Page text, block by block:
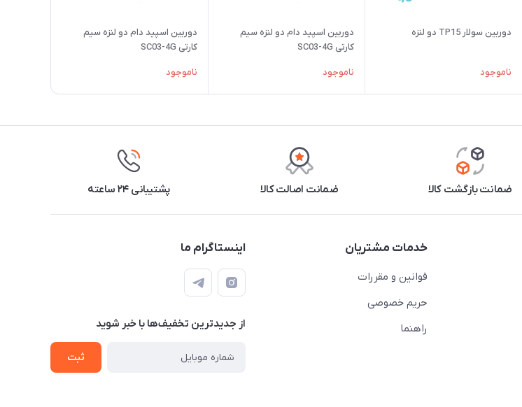
دوربین سولار TP15 دو لنزه
ناموجود
دوربین اسپید دام دو لنزه سیم
کارتی SC03-4G
ناموجود
دوربین اسپید دام دو لنزه سیم
کارتی SC03-4G
ناموجود
ضمانت بازگشت کالا ضمانت اصالت کالا پشتیبانی ۲۴ ساعته
خدمات مشتریان
قوانین و مقررات
حریم خصوصی
راهنما
اینستاگرام ما
از جدید‌ترین تخفیف‌ها با‌ خبر شوید
ثبت